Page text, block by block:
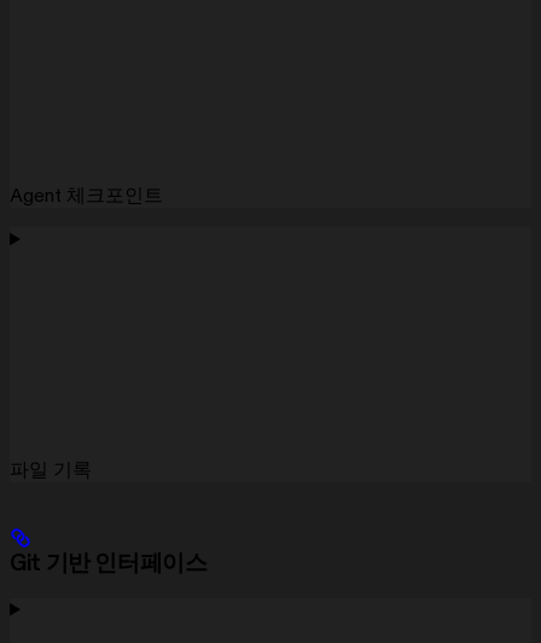
Agent 체크포인트
파일 기록
Git 기반 인터페이스